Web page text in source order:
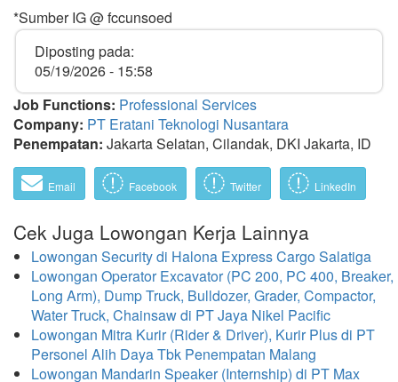
*Sumber IG @ fccunsoed
Diposting pada:
05/19/2026 - 15:58
Job Functions: Professional Services
Company: PT Eratani Teknologi Nusantara
Penempatan: Jakarta Selatan, Cilandak, DKI Jakarta, ID
Email Facebook Twitter LinkedIn
Cek Juga Lowongan Kerja Lainnya
Lowongan Security di Halona Express Cargo Salatiga
Lowongan Operator Excavator (PC 200, PC 400, Breaker,
Long Arm), Dump Truck, Bulldozer, Grader, Compactor,
Water Truck, Chainsaw di PT Jaya Nikel Pacific
Lowongan Mitra Kurir (Rider & Driver), Kurir Plus di PT
Personel Alih Daya Tbk Penempatan Malang
Lowongan Mandarin Speaker (Internship) di PT Max